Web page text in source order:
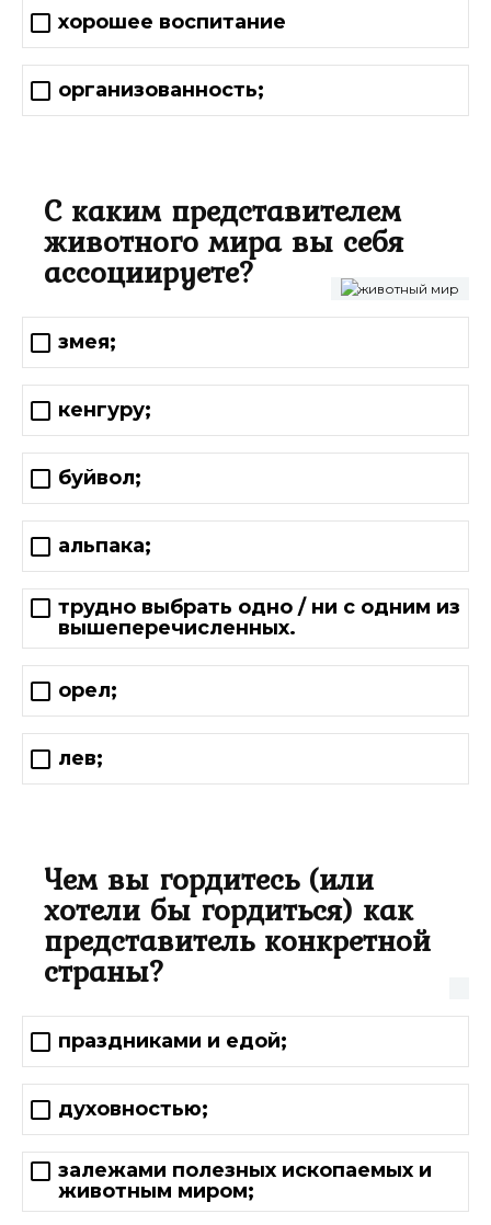
хорошее воспитание
организованность;
С каким представителем
животного мира вы себя
ассоциируете?
змея;
кенгуру;
буйвол;
альпака;
трудно выбрать одно / ни с одним из
вышеперечисленных.
орел;
лев;
Чем вы гордитесь (или
хотели бы гордиться) как
представитель конкретной
страны?
праздниками и едой;
духовностью;
залежами полезных ископаемых и
животным миром;